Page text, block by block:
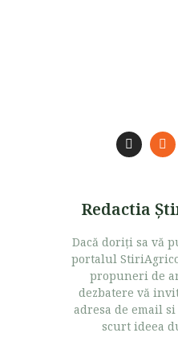
Redactia
Dacă doriţi sa vă
portalul
propuneri de
dezbatere vă
adresa de email
scurt ideea